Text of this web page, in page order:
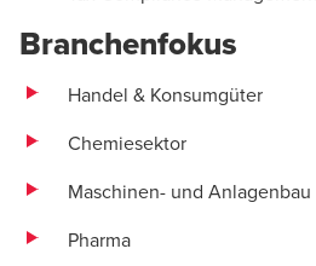
Branchenfokus
Handel & Konsumgüter
Chemiesektor
Maschinen- und Anlagenbau
Pharma